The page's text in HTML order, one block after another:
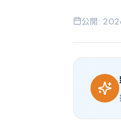
公開: